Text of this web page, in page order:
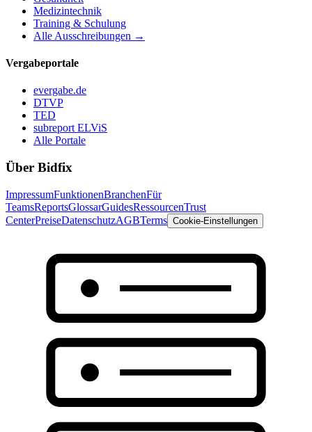
Medizintechnik
Training & Schulung
Alle Ausschreibungen →
Vergabeportale
evergabe.de
DTVP
TED
subreport ELViS
Alle Portale
Über Bidfix
ImpressumFunktionenBranchenFür
TeamsReportsGlossarGuidesRessourcenTrust
CenterPreiseDatenschutzAGBTerms Cookie-Einstellungen